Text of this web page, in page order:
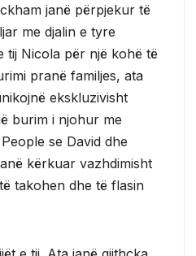
janë përpjekur të
me djalin e tyre
tij Nicola për një kohë të
pranë familjes, ata
ekskluzivisht
burim i njohur me
se David dhe
kërkuar vazhdimisht
takohen dhe të flasin